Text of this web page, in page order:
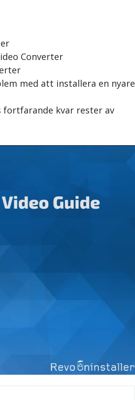
Converter
med att installera en nyare
fortfarande kvar rester av